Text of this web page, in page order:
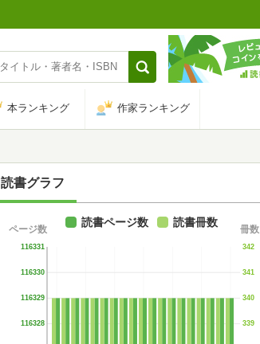
本ランキング 作家ランキング
読書グラフ
116328
116329
116330
116331
ページ数
339
340
341
342
冊数
読書ページ数 読書冊数